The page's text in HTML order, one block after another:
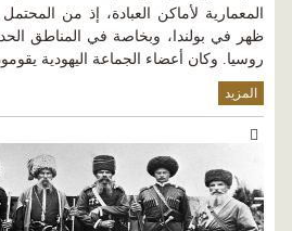
المعمارية لأماكن العبادة، إذ من
ظهر في بولندا، وبخاصة في المناطق
روسيا. وكان أعضاء الجماعة اليهودية
المزيد